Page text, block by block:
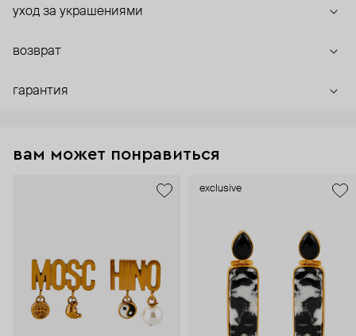
уход за украшениями
возврат
гарантия
вам может понравиться
exclusive